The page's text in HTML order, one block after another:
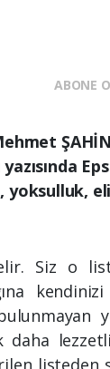
ABONE
yoksulluk,
Siz o
kendinizi